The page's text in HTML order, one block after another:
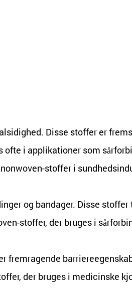
Disse stoffer er
i applikationer som
stoffer i
og bandager. Disse
stoffer, der bruges i
der bruges i medicinske